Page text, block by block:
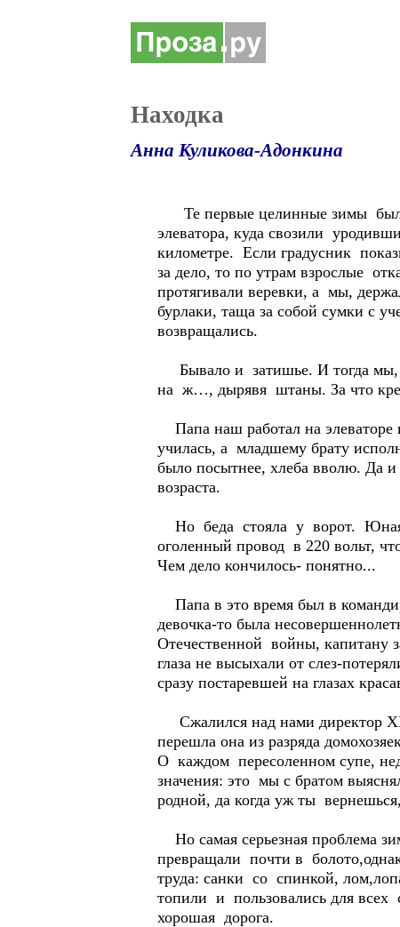
Находка
Анна Куликова-Адонкина
Те первые целинные зимы
элеватора, куда свозили
километре. Если градусник
за дело, то по утрам взрослые
протягивали веревки, а мы,
бурлаки, таща за собой сумки с
возвращались.
Бывало и затишье. И тогда мы,
на ж…, дырявя штаны. За что
Папа наш работал на элеваторе
училась, а младшему брату
было посытнее, хлеба вволю. Да
возраста.
Но беда стояла у ворот. Юная
оголенный провод в 220 вольт,
Чем дело кончилось- понятно...
Папа в это время был в
девочка-то была
Отечественной войны, капитану
глаза не высыхали от слез-
сразу постаревшей на глазах
Сжалился над нами директор
перешла она из разряда
О каждом пересоленном супе,
значения: это мы с братом
родной, да когда уж ты
Но самая серьезная проблема
превращали почти в
труда: санки со спинкой,
топили и пользовались для всех
хорошая дорога.